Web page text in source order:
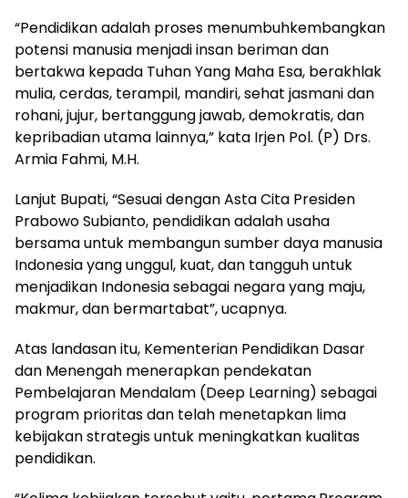
“Pendidikan adalah proses menumbuhkembangkan
potensi manusia menjadi insan beriman dan
bertakwa kepada Tuhan Yang Maha Esa, berakhlak
mulia, cerdas, terampil, mandiri, sehat jasmani dan
rohani, jujur, bertanggung jawab, demokratis, dan
kepribadian utama lainnya,” kata Irjen Pol. (P) Drs.
Armia Fahmi, M.H.
Lanjut Bupati, “Sesuai dengan Asta Cita Presiden
Prabowo Subianto, pendidikan adalah usaha
bersama untuk membangun sumber daya manusia
Indonesia yang unggul, kuat, dan tangguh untuk
menjadikan Indonesia sebagai negara yang maju,
makmur, dan bermartabat”, ucapnya.
Atas landasan itu, Kementerian Pendidikan Dasar
dan Menengah menerapkan pendekatan
Pembelajaran Mendalam (Deep Learning) sebagai
program prioritas dan telah menetapkan lima
kebijakan strategis untuk meningkatkan kualitas
pendidikan.